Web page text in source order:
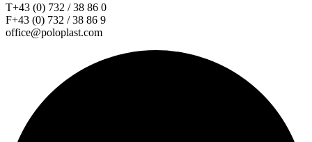
T+43 (0) 732 / 38 86 0
F+43 (0) 732 / 38 86 9
office@poloplast.com